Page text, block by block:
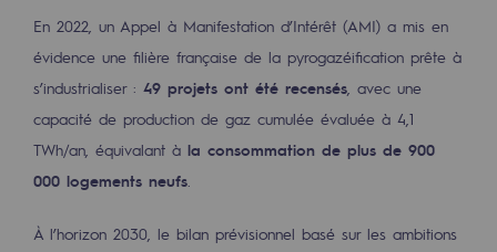
Inclusion
Mixité et égalité Femme-Homme
QVCT
Sécurité
Sécurité
PARI 2035, le programme de sécurité
En 2022, un Appel à Manifestation d’Intérêt (AMI) a mis en
évidence une filière française de la pyrogazéification prête à
s’industrialiser : 49 projets ont été recensés , avec une
capacité de production de gaz cumulée évaluée à 4,1
TWh/an, équivalant à la consommation de plus de 900
000 logements neufs
À l’horizon 2030, le bilan prévisionnel basé sur les ambitions